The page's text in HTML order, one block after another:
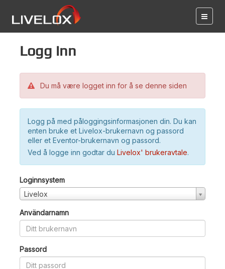
Logg inn
Du må være logget inn for å se denne siden
Logg på med påloggingsinformasjonen din. Du kan
enten bruke et Livelox-brukernavn og passord
eller et Eventor-brukernavn og passord.
Ved å logge inn godtar du Livelox' brukeravtale.
Loginnsystem
Livelox
Användarnamn
Passord